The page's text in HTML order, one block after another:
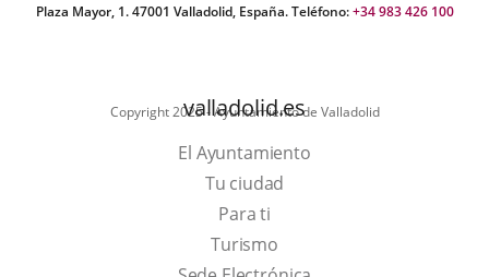
Plaza Mayor, 1. 47001 Valladolid, España. Teléfono:+34 983 426 100
Copyright 2025 - Ayuntamiento de Valladolid
valladolid.es
El Ayuntamiento
Tu ciudad
Para ti
TurismoEste